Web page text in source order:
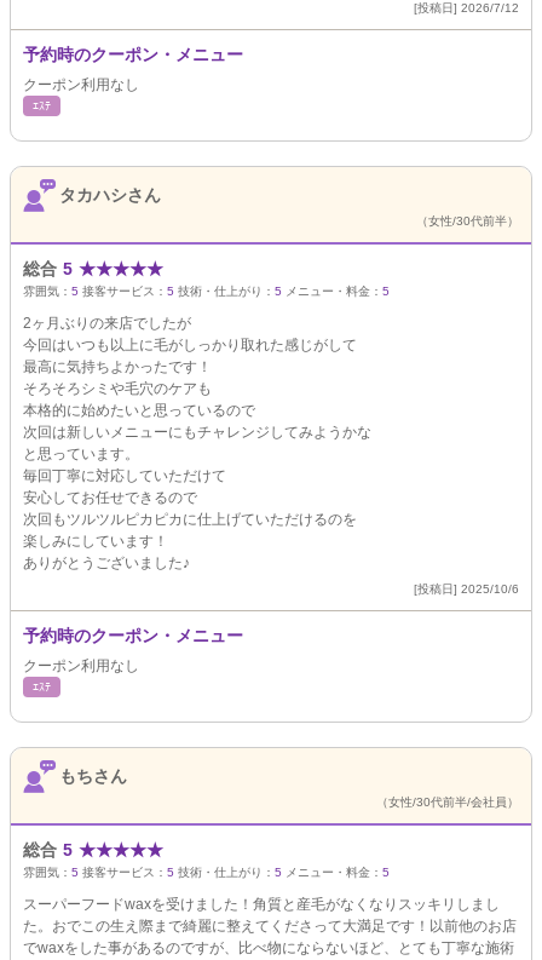
[投稿日] 2026/7/12
予約時のクーポン・メニュー
クーポン利用なし
ｴｽﾃ
タカハシさん
（女性/30代前半）
総合 5 ★★★★★
雰囲気： 5 接客サービス： 5 技術・仕上がり： 5 メニュー・料金： 5
2ヶ月ぶりの来店でしたが
今回はいつも以上に毛がしっかり取れた感じがして
最高に気持ちよかったです！
そろそろシミや毛穴のケアも
本格的に始めたいと思っているので
次回は新しいメニューにもチャレンジしてみようかな
と思っています。
毎回丁寧に対応していただけて
安心してお任せできるので
次回もツルツルピカピカに仕上げていただけるのを
楽しみにしています！
ありがとうございました♪
[投稿日] 2025/10/6
予約時のクーポン・メニュー
クーポン利用なし
ｴｽﾃ
もちさん
（女性/30代前半/会社員）
総合 5 ★★★★★
雰囲気： 5 接客サービス： 5 技術・仕上がり： 5 メニュー・料金： 5
スーパーフードwaxを受けました！角質と産毛がなくなりスッキリしまし
た。おでこの生え際まで綺麗に整えてくださって大満足です！以前他のお店
でwaxをした事があるのですが、比べ物にならないほど、とても丁寧な施術